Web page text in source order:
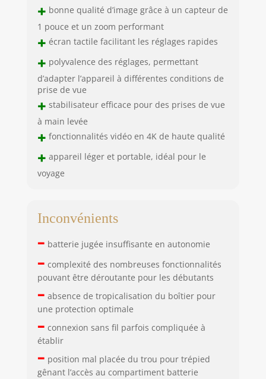
+ bonne qualité d’image grâce à un capteur de
1 pouce et un zoom performant
+ écran tactile facilitant les réglages rapides
+ polyvalence des réglages, permettant
d’adapter l’appareil à différentes conditions de
prise de vue
+ stabilisateur efficace pour des prises de vue
à main levée
+ fonctionnalités vidéo en 4K de haute qualité
+ appareil léger et portable, idéal pour le
voyage
Inconvénients
– batterie jugée insuffisante en autonomie
– complexité des nombreuses fonctionnalités
pouvant être déroutante pour les débutants
– absence de tropicalisation du boîtier pour
une protection optimale
– connexion sans fil parfois compliquée à
établir
– position mal placée du trou pour trépied
gênant l’accès au compartiment batterie